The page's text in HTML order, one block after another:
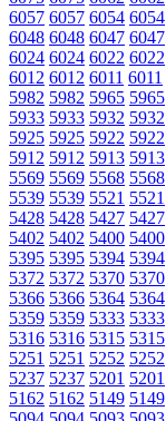
6057 6057 6054 6054
6048 6048 6047 6047
6024 6024 6022 6022
6012 6012 6011 6011
5982 5982 5965 5965
5933 5933 5932 5932
5925 5925 5922 5922
5912 5912 5913 5913
5569 5569 5568 5568
5539 5539 5521 5521
5428 5428 5427 5427
5402 5402 5400 5400
5395 5395 5394 5394
5372 5372 5370 5370
5366 5366 5364 5364
5359 5359 5333 5333
5316 5316 5315 5315
5251 5251 5252 5252
5237 5237 5201 5201
5162 5162 5149 5149